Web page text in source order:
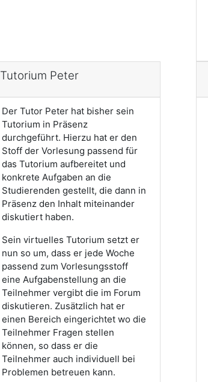
Tutorium Peter
Der Tutor Peter hat bisher sein
Tutorium in Präsenz
durchgeführt. Hierzu hat er den
Stoff der Vorlesung passend für
das Tutorium aufbereitet und
konkrete Aufgaben an die
Studierenden gestellt, die dann in
Präsenz den Inhalt miteinander
diskutiert haben.
Sein virtuelles Tutorium setzt er
nun so um, dass er jede Woche
passend zum Vorlesungsstoff
eine Aufgabenstellung an die
Teilnehmer vergibt die im Forum
diskutieren. Zusätzlich hat er
einen Bereich eingerichtet wo die
Teilnehmer Fragen stellen
können, so dass er die
Teilnehmer auch individuell bei
Problemen betreuen kann.